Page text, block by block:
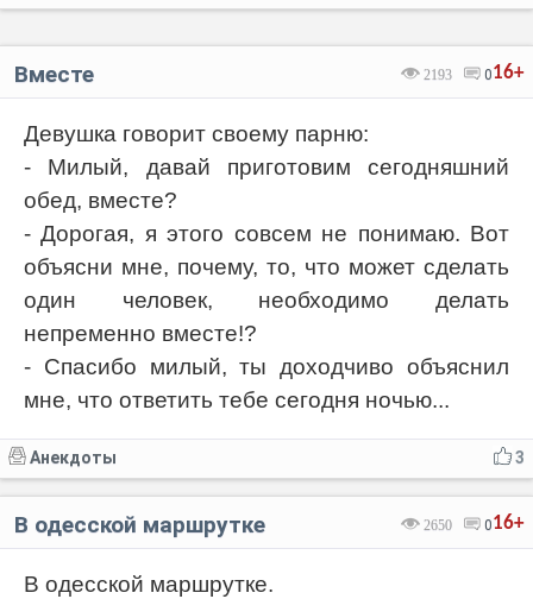
16+
2193 0
Вместе
Девушка говорит своему парню:
- Милый, давай приготовим сегодняшний
обед, вместе?
- Дорогая, я этого совсем не понимаю. Вот
объясни мне, почему, то, что может сделать
один человек, необходимо делать
непременно вместе!?
- Спасибо милый, ты доходчиво объяснил
мне, что ответить тебе сегодня ночью...
3
Анекдоты
16+
2650 0
В одесской маршрутке
В одесской маршрутке.